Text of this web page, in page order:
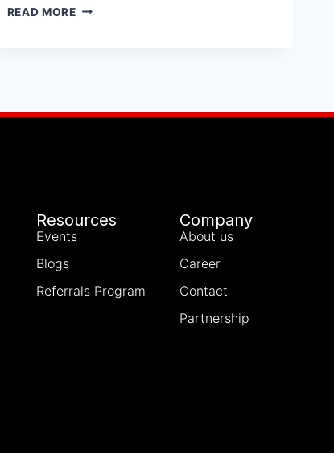
READ MORE
Resources
Events
Blogs
Referrals Program
Company
About us
Career
Contact
Partnership